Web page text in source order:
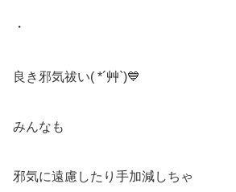
・
良き邪気祓い( *´艸`)💙
みんなも
邪気に遠慮したり手加減しちゃ